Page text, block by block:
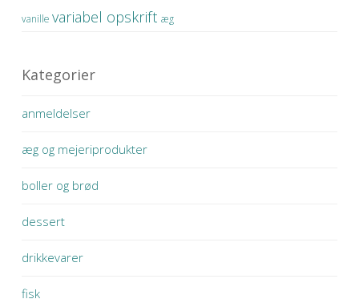
vanille variabel opskrift æg
Kategorier
anmeldelser
æg og mejeriprodukter
boller og brød
dessert
drikkevarer
fisk